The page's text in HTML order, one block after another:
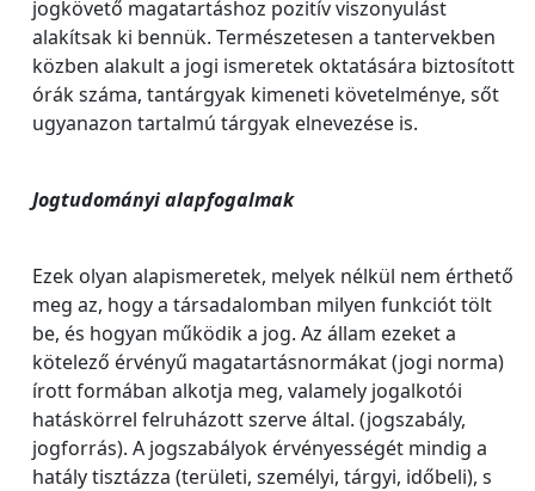
jogkövető magatartáshoz pozitív viszonyulást
alakítsak ki bennük. Természetesen a tantervekben
közben alakult a jogi ismeretek oktatására biztosított
órák száma, tantárgyak kimeneti követelménye, sőt
ugyanazon tartalmú tárgyak elnevezése is.
Jogtudományi alapfogalmak
Ezek olyan alapismeretek, melyek nélkül nem érthető
meg az, hogy a társadalomban milyen funkciót tölt
be, és hogyan működik a jog. Az állam ezeket a
kötelező érvényű magatartásnormákat (jogi norma)
írott formában alkotja meg, valamely jogalkotói
hatáskörrel felruházott szerve által. (jogszabály,
jogforrás). A jogszabályok érvényességét mindig a
hatály tisztázza (területi, személyi, tárgyi, időbeli), s